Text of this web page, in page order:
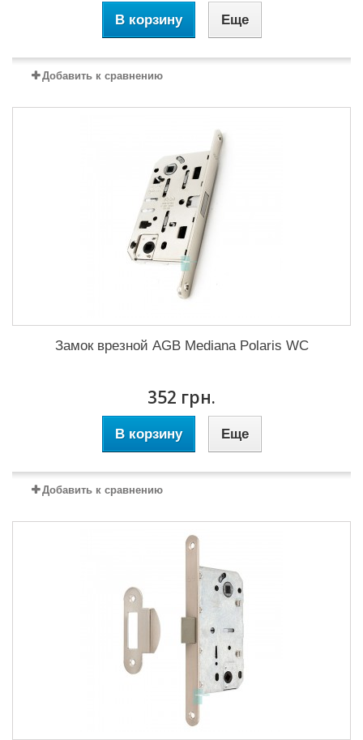
В корзину Еще
Добавить к сравнению
Замок врезной AGB Mediana Polaris WC
352 грн.
В корзину Еще
Добавить к сравнению